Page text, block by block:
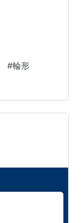
#輪形